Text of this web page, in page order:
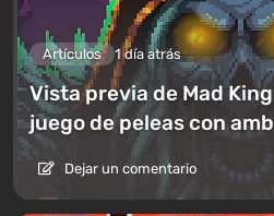
Artículos 1 día atrás
Vista previa de Mad
juego de peleas con
Dejar un comentario